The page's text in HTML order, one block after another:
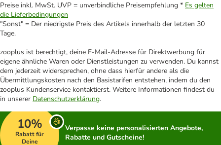
Preise inkl. MwSt. UVP = unverbindliche Preisempfehlung * Es gelten
die Lieferbedingungen
"Sonst" = Der niedrigste Preis des Artikels innerhalb der letzten 30
Tage.
zooplus ist berechtigt, deine E-Mail-Adresse für Direktwerbung für
eigene ähnliche Waren oder Dienstleistungen zu verwenden. Du kannst
dem jederzeit widersprechen, ohne dass hierfür andere als die
Übermittlungskosten nach den Basistarifen entstehen, indem du den
zooplus Kundenservice kontaktierst. Weitere Informationen findest du
in unserer Datenschutzerklärung.
10%
Rabatt für
Deine
Verpasse keine personalisierten Angebote,
Rabatte und Gutscheine!